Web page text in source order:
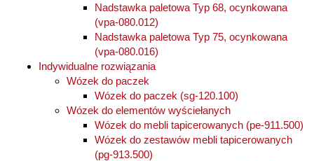
Nadstawka paletowa Typ 68, ocynkowana
(vpa-080.012)
Nadstawka paletowa Typ 75, ocynkowana
(vpa-080.016)
Indywidualne rozwiązania
Wózek do paczek
Wózek do paczek (sg-120.100)
Wózek do elementów wyściełanych
Wózek do mebli tapicerowanych (pe-911.500)
Wózek do zestawów mebli tapicerowanych
(pg-913.500)